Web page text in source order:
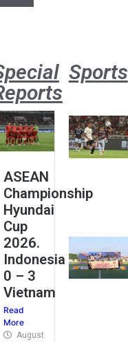
ASEAN
Championship
Hyundai
Cup
2026.
Indonesia
0 – 3
Vietnam
Read
More
August 4, 2026
Sports